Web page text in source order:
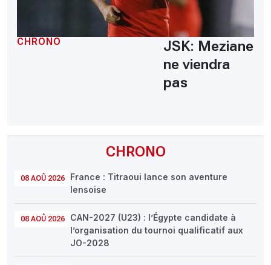
CHRONO
08 AOÛ 2026
France : Titraoui lance son aventure
lensoise
08 AOÛ 2026
CAN-2027 (U23) : l’Égypte candidate à
l’organisation du tournoi qualificatif aux
JO-2028
CHRONO
JSK: Meziane
ne viendra
pas